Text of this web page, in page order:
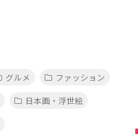
グルメ
ファッション
日本画・浮世絵